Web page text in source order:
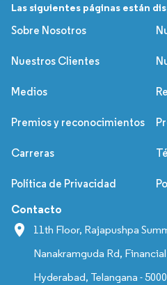
Las siguientes páginas están
Sobre Nosotros
Nuestros Clientes
Medios
Premios y reconocimientos
Carreras
Política de Privacidad
Contacto
11th Floor, Rajapushpa
Nanakramguda Rd,
Hyderabad, Telangana -